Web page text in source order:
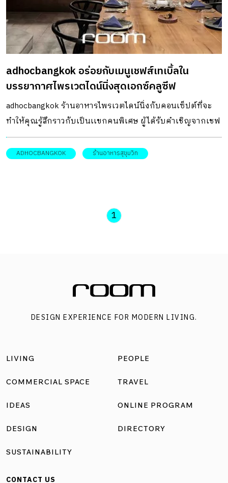
ทาด้วยสีเขียวเทอร์คอยส์ เพื่อให้เข้ากับธีมที่สื่อถึงความเป็นทะเล
มีความรีเเล็กซ์เเละเป็นกันเองมากขึ้น ด้วยเหล่าโต๊ะเเละเก้าอี้ที่
ทำมาจากไม้เเละหวาย นอกจากนี้ยังหยิบองค์ประกอบชิ้นส่วน
ของเรือมาตกแต่ง ไม่ว่าจะเป็นหน้าต่างวงกลม การโชว์ท่องาน
ระบบใต้ท้องอาคาร ไม้หุ้มเสาที่ยึดด้วยนอต โคมไฟเรือ ฯลฯ
กลายเป็นกลิ่นอายที่เชื่อมโยงเข้ากับเเรงบันดาลใจซากเรือ
โบราณ โดยไม่ต้องยกเรือทั้งลำมาให้เห็นได้อย่างเเยบยล พื้นที่
ตรงกลางโดดเด่นด้วยเคาน์เตอร์บาร์ขนาดใหญ่แบบ 360
สดคุณภาพ รายล้อมด้วยเหล่าร้านอาหารที่ชวนให้นึกถึง
เจ็กต์เตอร์ขนาดใหญ่ จำลองภาพเหมือนคุณกำลังอยู่ใต้ท้อง
ทะเลจริง ๆ ทำให้สัมผัสได้ถึงประสบการณ์ที่เเตกต่างจากร้าน
adhocbangkok อร่อยกับเมนูเชฟส์เทเบิ้ลใน
บรรยากาศไพรเวตไดน์นิ่งสุดเอกซ์คลูซีฟ
adhocbangkok ร้านอาหารไพรเวตไดน์นิ่งกับคอนเซ็ปต์ที่จะ
ทำให้คุณรู้สึกราวกับเป็นเเขกคนพิเศษ ผู้ได้รับคำเชิญจากเชฟ
เจ้าของบ้านให้มาดินเนอร์ท่ามกลางบรรยากาศอบอุ่นสุดเอก
ซ์คลูซีฟ กับมื้ออาหารไทยสไตล์โมเดิร์นที่ทั้งอร่อยเเละมีหน้าตา
ลูกค้าผู้ต้องการความเป็นส่วนตัว ที่ตั้งของที่นี่จึงถูกซ่อนตัวอยู่
วนเเชนเดอเลียร์คริสตัลดูหรูหรา สุดปลายโต๊ะคือครัวเปิดที่มอง
จัดเสิร์ฟไล่ลำดับตามรสชาติจนครบ 1 คอร์ส โดยเน้นการดีไซน์
ต้องการความเป็นส่วนตัว ที่ตั้งของที่นี่จึงถูกซ่อนตัวอยู่อย่าง
สุขุมวิท39 ทันทีที่เปิดประตูเข้ามาเราจะพบกับโต๊ะ Long Table
รองรับเเขกได้ราว 10 คน กับการตกแต่งที่ดูอบอุ่นเหมือนบ้าน
เลียร์คริสตัลดูหรูหรา สุดปลายโต๊ะคือครัวเปิดที่มองเห็นความ
ADHOCBANGKOK ร้านอาหารสุขุมวิท
1
DESIGN EXPERIENCE FOR MODERN LIVING.
LIVING
COMMERCIAL SPACE
IDEAS
DESIGN
SUSTAINABILITY
PEOPLE
TRAVEL
ONLINE PROGRAM
DIRECTORY
CONTACT US